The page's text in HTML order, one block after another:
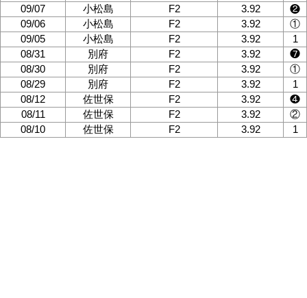
09/07
小松島 F2 3.92
❷
09/06
小松島 F2 3.92
①
09/05
小松島 F2 3.92
1
08/31
別府 F2 3.92
❼
08/30
別府 F2 3.92
①
08/29
別府 F2 3.92
1
08/12
佐世保 F2 3.92
❹
08/11
佐世保 F2 3.92
②
08/10
佐世保 F2 3.92 1